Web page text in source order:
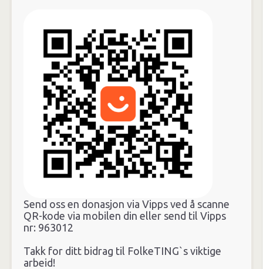
Send oss en donasjon via Vipps ved å scanne
QR-kode via mobilen din eller send til Vipps
nr: 963012
Takk for ditt bidrag til FolkeTING`s viktige
arbeid!